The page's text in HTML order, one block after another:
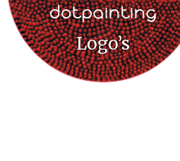
Logo’s